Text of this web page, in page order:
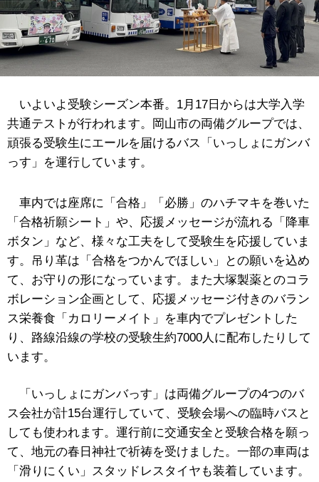
いよいよ受験シーズン本番。1月17日からは大学入学
共通テストが行われます。岡山市の両備グループでは、
頑張る受験生にエールを届けるバス「いっしょにガンバ
っす」を運行しています。
車内では座席に「合格」「必勝」のハチマキを巻いた
「合格祈願シート」や、応援メッセージが流れる「降車
ボタン」など、様々な工夫をして受験生を応援していま
す。
吊り革は「合格をつかんでほしい」との願いを込め
て、お守りの形になっています。また大塚製薬とのコラ
ボレーション企画として、応援メッセージ付きのバラン
ス栄養食「カロリーメイト」を車内でプレゼントした
り、路線沿線の学校の受験生約7000人に配布したりして
います。
「いっしょにガンバっす」は両備グループの4つのバ
ス会社が計15台運行していて、受験会場への臨時バスと
しても使われます。運行前に交通安全と受験合格を願っ
て、地元の春日神社で祈祷を受けました。一部の車両は
「滑りにくい」スタッドレスタイヤも装着しています。